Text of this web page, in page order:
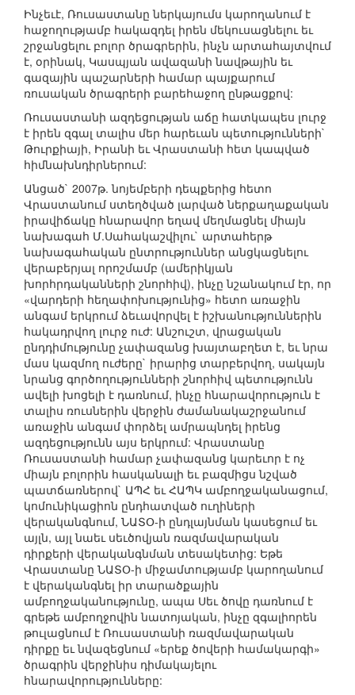
Ինչեւէ, Ռուսաստանը ներկայումս կարողանում է
հաջողությամբ հակազդել իրեն մեկուսացնելու եւ
շրջանցելու բոլոր ծրագրերին, ինչն արտահայտվում
է, օրինակ, Կասպյան ավազանի նավթային եւ
գազային պաշարների համար պայքարում
ռուսական ծրագրերի բարեհաջող ընթացքով:
Ռուսաստանի ազդեցության աճը հատկապես լուրջ
է իրեն զգալ տալիս մեր հարեւան պետությունների`
Թուրքիայի, Իրանի եւ Վրաստանի հետ կապված
հիմնախնդիրներում:
Անցած` 2007թ. նոյեմբերի դեպքերից հետո
Վրաստանում ստեղծված լարված ներքաղաքական
իրավիճակը հնարավոր եղավ մեղմացնել միայն
նախագահ Մ.Սահակաշվիլու` արտահերթ
նախագահական ընտրություններ անցկացնելու
վերաբերյալ որոշմամբ (ամերիկյան
խորհրդականների շնորհիվ), ինչը նշանակում էր, որ
«վարդերի հեղափոխությունից» հետո առաջին
անգամ երկրում ձեւավորվել է իշխանություններին
հակադրվող լուրջ ուժ: Անշուշտ, վրացական
ընդդիմությունը չափազանց խայտաբղետ է, եւ նրա
մաս կազմող ուժերը` իրարից տարբերվող, սակայն
նրանց գործողությունների շնորհիվ պետությունն
ավելի խոցելի է դառնում, ինչը հնարավորություն է
տալիս ռուսներին վերջին ժամանակաշրջանում
առաջին անգամ փորձել ամրապնդել իրենց
ազդեցությունն այս երկրում: Վրաստանը
Ռուսաստանի համար չափազանց կարեւոր է ոչ
միայն բոլորին հասկանալի եւ բազմիցս նշված
պատճառներով` ԱՊՀ եւ ՀԱՊԿ ամբողջականացում,
կոմունիկացիոն ընդհատված ուղիների
վերականգնում, ՆԱՏՕ-ի ընդլայնման կասեցում եւ
այլն, այլ նաեւ սեւծովյան ռազմավարական
դիրքերի վերականգնման տեսակետից: Եթե
Վրաստանը ՆԱՏՕ-ի միջամտությամբ կարողանում
է վերականգնել իր տարածքային
ամբողջականությունը, ապա Սեւ ծովը դառնում է
գրեթե ամբողջովին նատոյական, ինչը զգալիորեն
թուլացնում է Ռուսաստանի ռազմավարական
դիրքը եւ նվազեցնում «երեք ծովերի համակարգի»
ծրագրին վերջինիս դիմակայելու
հնարավորությունները: